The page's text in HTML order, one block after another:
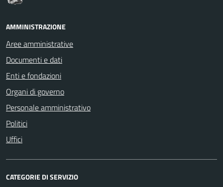
AMMINISTRAZIONE
Aree amministrative
Documenti e dati
Enti e fondazioni
Organi di governo
Personale amministrativo
Politici
Uffici
CATEGORIE DI SERVIZIO